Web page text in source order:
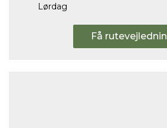
Lørdag
Få